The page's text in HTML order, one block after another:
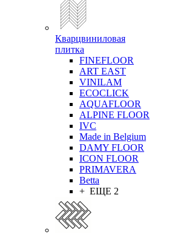
Кварцвиниловая
плитка
FINEFLOOR
ART EAST
VINILAM
ECOCLICK
AQUAFLOOR
ALPINE FLOOR
IVC
Made in Belgium
DAMY FLOOR
ICON FLOOR
PRIMAVERA
Betta
+ ЕЩЕ 2